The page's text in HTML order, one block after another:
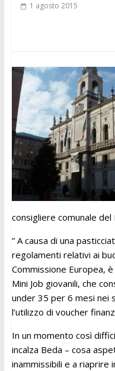
1 agosto 2015
consigliere comunale del
” A causa di una
regolamenti relativi ai
Commissione Europea,
Mini Job giovanili, che
under 35 per 6 mesi nei
l’utilizzo di voucher
In un momento così
incalza Beda – cosa
inammissibili e a riaprire